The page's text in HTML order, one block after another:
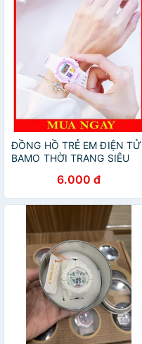
ĐỒNG HỒ TRẺ EM ĐIỆN TỬ
BAMO THỜI TRANG SIÊU
6.000 đ